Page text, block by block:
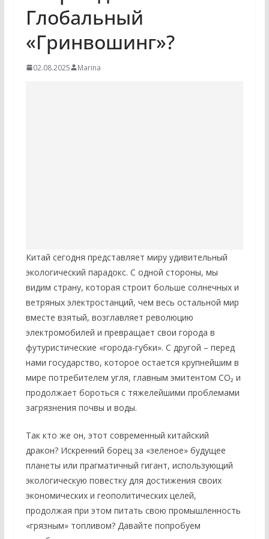
Глобальный
«Гринвошинг»?
02.08.2025 Marina
Китай сегодня представляет миру удивительный
экологический парадокс. С одной стороны, мы
видим страну, которая строит больше солнечных и
ветряных электростанций, чем весь остальной мир
вместе взятый, возглавляет революцию
электромобилей и превращает свои города в
футуристические «города-губки». С другой – перед
нами государство, которое остается крупнейшим в
мире потребителем угля, главным эмитентом CO₂ и
продолжает бороться с тяжелейшими проблемами
загрязнения почвы и воды.
Так кто же он, этот современный китайский
дракон? Искренний борец за «зеленое» будущее
планеты или прагматичный гигант, использующий
экологическую повестку для достижения своих
экономических и геополитических целей,
продолжая при этом питать свою промышленность
«грязным» топливом? Давайте попробуем